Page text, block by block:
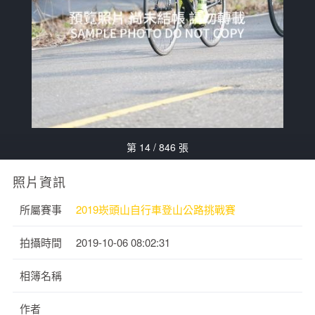
第 14 / 846 張
照片資訊
所屬賽事 2019崁頭山自行車登山公路挑戰賽
拍攝時間 2019-10-06 08:02:31
相簿名稱
作者